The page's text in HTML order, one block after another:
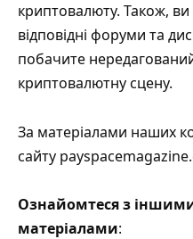
криптовалюту. Також, ви
відповідні форуми та
побачите
криптовалютну сцену.
За матеріалами наших
сайту
Ознайомтеся з
матеріалами: